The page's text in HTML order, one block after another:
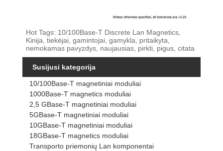
Hot Tags: 10/100Base-T Discrete Lan Magnetics,
Kinija, tiekėjai, gamintojai, gamykla, pritaikyta,
nemokamas pavyzdys, naujausias, pirkti, pigus, citata
Susijusi kategorija
10/100Base-T magnetiniai moduliai
1000Base-T magnetics moduliai
2,5 GBase-T magnetiniai moduliai
5GBase-T magnetiniai moduliai
10GBase-T magnetiniai moduliai
18GBase-T magnetics moduliai
Transporto priemonių Lan komponentai